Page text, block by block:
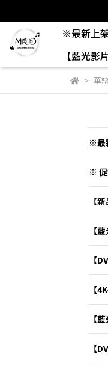
※最新上
【藍光影
華
※最
※
【
【
【
【
【
【